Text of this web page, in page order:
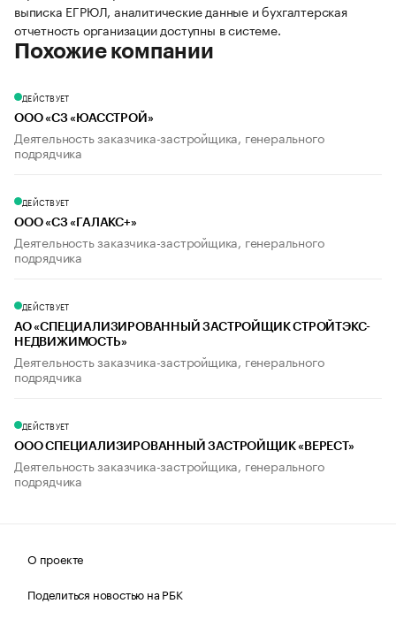
выписка ЕГРЮЛ, аналитические данные и бухгалтерская
отчетность организации доступны в системе.
Похожие компании
ДЕЙСТВУЕТ
ООО «СЗ «ЮАССТРОЙ»
Деятельность заказчика-застройщика, генерального
подрядчика
ДЕЙСТВУЕТ
ООО «СЗ «ГАЛАКС+»
Деятельность заказчика-застройщика, генерального
подрядчика
ДЕЙСТВУЕТ
АО «СПЕЦИАЛИЗИРОВАННЫЙ ЗАСТРОЙЩИК СТРОЙТЭКС-
НЕДВИЖИМОСТЬ»
Деятельность заказчика-застройщика, генерального
подрядчика
ДЕЙСТВУЕТ
ООО СПЕЦИАЛИЗИРОВАННЫЙ ЗАСТРОЙЩИК «ВЕРЕСТ»
Деятельность заказчика-застройщика, генерального
подрядчика
О проекте
Поделиться новостью на РБК